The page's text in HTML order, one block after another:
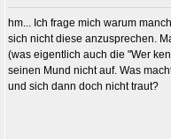
hm... Ich frage mich warum
sich nicht diese anzusprechen.
(was eigentlich auch die "Wer
seinen Mund nicht auf. Was
und sich dann doch nicht traut?